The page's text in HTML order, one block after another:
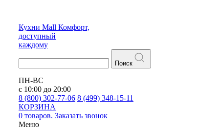
Кухни Mall Комфорт,
доступный
каждому
Поиск
ПН-ВС
с 10:00 до 20:00
8 (800) 302-77-06 8 (499) 348-15-11
КОРЗИНА
0 товаров. Заказать звонок
Меню